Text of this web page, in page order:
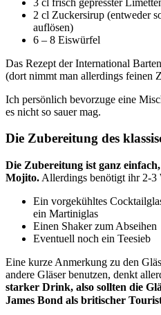
2 cl Zuckersirup (entweder
auflösen)
6 – 8 Eiswürfel
Das Rezept der International
(dort nimmt man allerdings feinen
Ich persönlich bevorzuge eine
es nicht so sauer mag.
Die Zubereitung des
Die Zubereitung ist ganz
Mojito. Allerdings benötigt ihr 2-3
Ein vorgekühltes
ein Martiniglas
Einen Shaker zum Abseihen
Eventuell noch ein Teesieb
Eine kurze Anmerkung zu den
andere Gläser benutzen, denkt
starker Drink, also sollten die
James Bond als britischer